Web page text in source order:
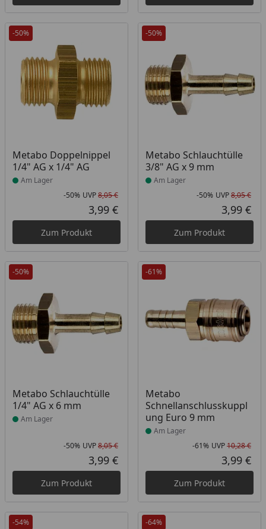
-50%
Metabo Doppelnippel
1/4" AG x 1/4" AG
Produkt am Lager
Am Lager
Rabatt in Prozent
-50%
Ursprünglicher Preis
UVP8,05 €
Aktueller Preis
3,99 €
Zum Produkt
-50%
Metabo Schlauchtülle
3/8" AG x 9 mm
Produkt am Lager
Am Lager
-50% UVP8,05 €
3,99 €
Zum Produkt
-50%
Metabo Schlauchtülle
1/4" AG x 6 mm
Produkt am Lager
Am Lager
Rabatt in Prozent
-50%
Ursprünglicher Preis
UVP8,05 €
Aktueller Preis
3,99 €
Zum Produkt
-61%
Metabo
Schnellanschlusskuppl
ung Euro 9 mm
Produkt am Lager
Am Lager
-61% UVP10,28 €
3,99 €
Zum Produkt
-54% -64%